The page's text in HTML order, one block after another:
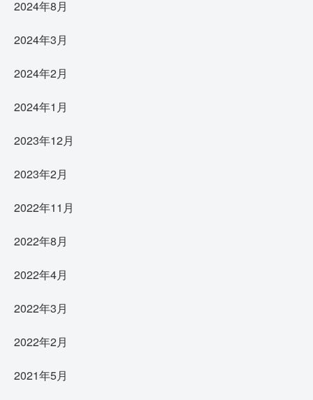
2024年8月
2024年3月
2024年2月
2024年1月
2023年12月
2023年2月
2022年11月
2022年8月
2022年4月
2022年3月
2022年2月
2021年5月